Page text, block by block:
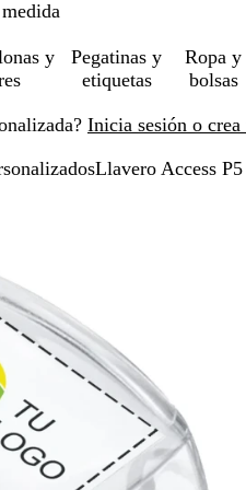
y
Pegatinas y
etiquetas
Ropa y
bolsas
Inicia sesión o crea
Llavero Access P5